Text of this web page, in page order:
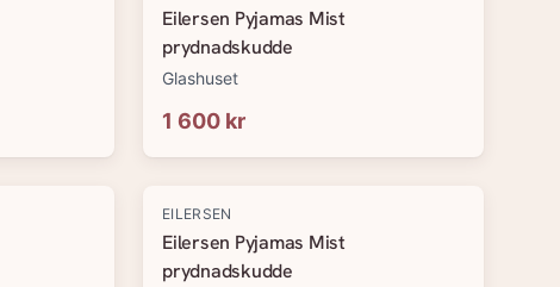
Eilersen Pyjamas Mist
prydnadskudde
Glashuset
1 600 kr
EILERSEN
Eilersen Pyjamas Mist
prydnadskudde